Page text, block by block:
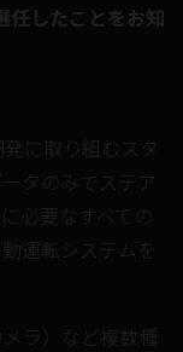
任したことをお知
に取り組むスタ
タのみでステア
必要なすべての
運転システムを
ラ）など複数種